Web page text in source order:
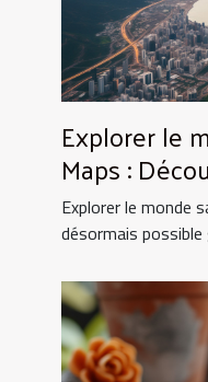
Explorer le
Maps :
Explorer le monde
désormais possible